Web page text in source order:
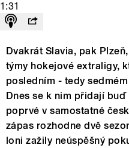
1:31
Dvakrát Slavia, pak
týmy hokejové extraligy,
posledním - tedy
Dnes se k nim přidají
poprvé v samostatné
zápas rozhodne dvě
loni zažily neúspěšný